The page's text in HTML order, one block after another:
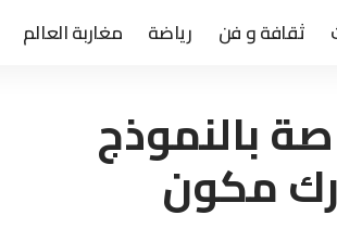
ثقافة و فن رياضة مغاربة العالم
بالنموذج
مكون